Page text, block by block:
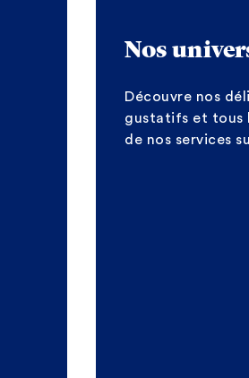
Nos
Découvre nos
gustatifs et tous
de nos services